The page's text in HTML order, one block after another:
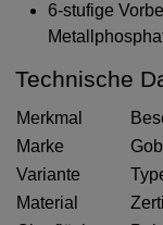
6-stufige
Technische
Merkmal
Marke
Variante
Material